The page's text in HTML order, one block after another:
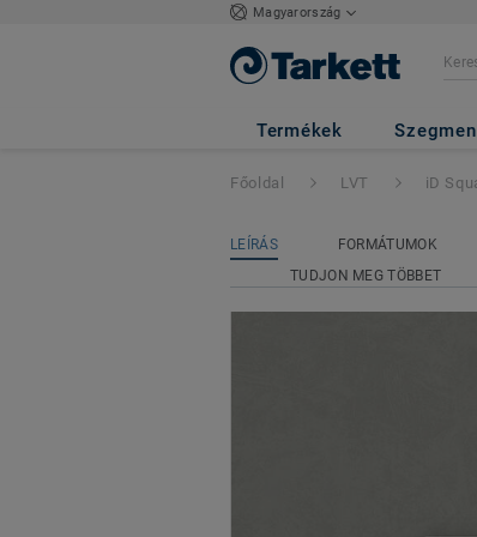
Magyarország
Termékek
iD Square
Főoldal LVT iD
LEÍRÁS FORMÁTUMOK
TUDJON MEG TÖBBET